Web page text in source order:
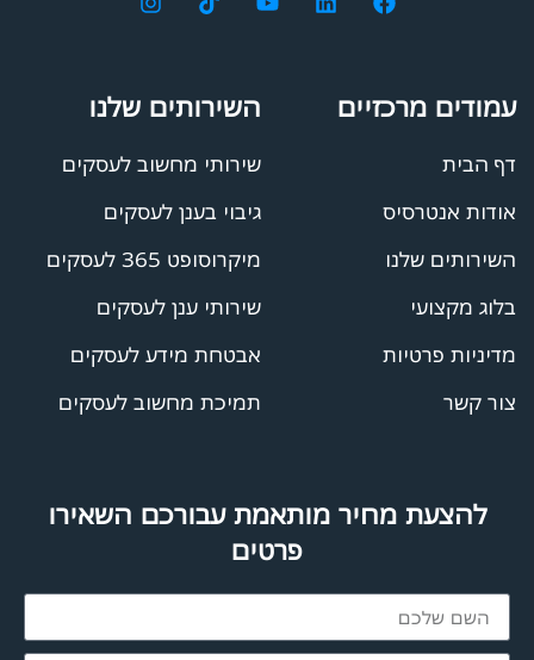
עמודים מרכזיים
דף הבית
אודות אנטרסיס
השירותים שלנו
בלוג מקצועי
מדיניות פרטיות
צור קשר
השירותים שלנו
שירותי מחשוב לעסקים
גיבוי בענן לעסקים
מיקרוסופט 365 לעסקים
שירותי ענן לעסקים
אבטחת מידע לעסקים
תמיכת מחשוב לעסקים
להצעת מחיר מותאמת עבורכם השאירו
פרטים